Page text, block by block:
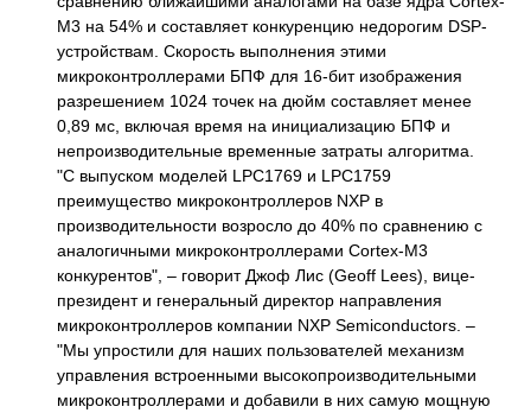
M3 на 54% и составляет конкуренцию недорогим DSP-
устройствам. Скорость выполнения этими
микроконтроллерами БПФ для 16-бит изображения
разрешением 1024 точек на дюйм составляет менее
0,89 мс, включая время на инициализацию БПФ и
непроизводительные временные затраты алгоритма.
"С выпуском моделей LPC1769 и LPC1759
преимущество микроконтроллеров NXP в
производительности возросло до 40% по сравнению с
аналогичными микроконтроллерами Cortex-M3
конкурентов", – говорит Джоф Лис (Geoff Lees), вице-
президент и генеральный директор направления
микроконтроллеров компании NXP Semiconductors. –
"Мы упростили для наших пользователей механизм
управления встроенными высокопроизводительными
микроконтроллерами и добавили в них самую мощную